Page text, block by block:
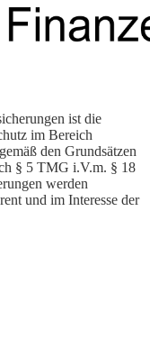
ist die
im Bereich
den Grundsätzen
§ 5 TMG i.V.m. § 18
werden
und im Interesse der